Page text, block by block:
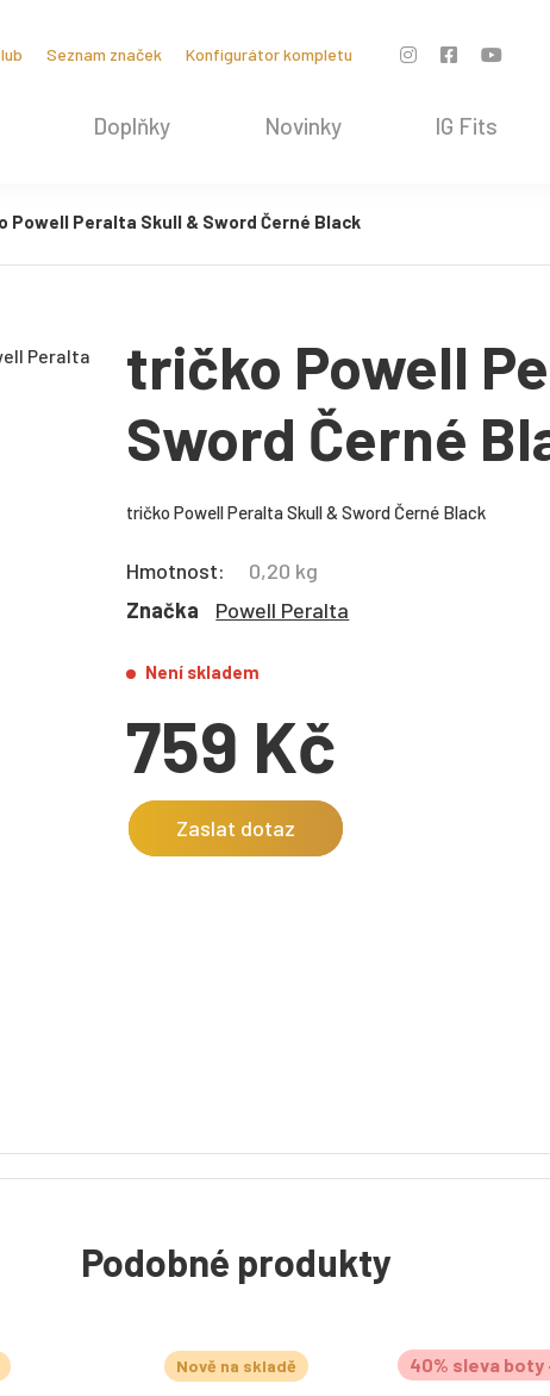
Seznam značek Konfigurátor kompletu
Doplňky Novinky IG Fits
Powell Peralta Skull & Sword Černé Black
tričko Powell
Sword Černé
tričko Powell Peralta Skull & Sword Černé Black
Hmotnost:
0,20 kg
Značka
Powell Peralta
Není skladem
759 Kč
Zaslat dotaz
Podobné produkty
Nově na skladě 40% sleva boty